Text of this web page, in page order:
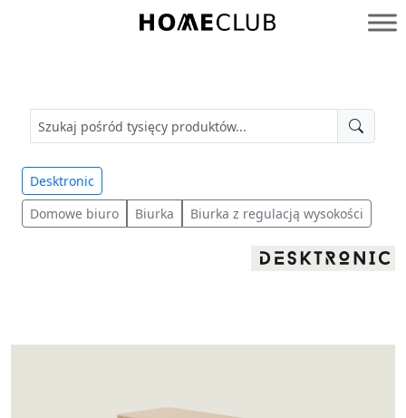
Homeclub
Desktronic
Domowe biuro
Biurka Biurka z regulacją wysokości